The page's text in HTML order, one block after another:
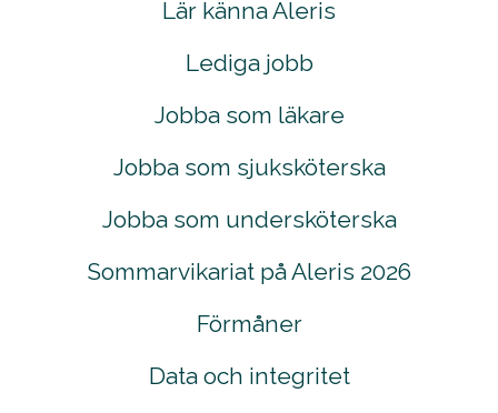
Lär känna Aleris
Lediga jobb
Jobba som läkare
Jobba som sjuksköterska
Jobba som undersköterska
Sommarvikariat på Aleris 2026
Förmåner
Data och integritet